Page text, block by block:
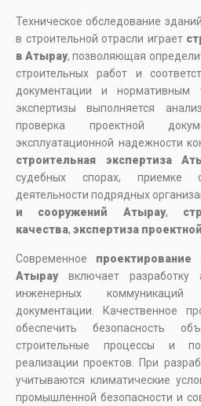
Техническое обследование
в строительной отрасли играет
в Атырау, позволяющая
строительных работ и
документации и нормативным
экспертизы выполняется
проверка проектной
эксплуатационной надежности
строительная экспертиза
судебных спорах, приемке
деятельности подрядных
и сооружений Атырау,
качества, экспертиза
Современное
Атыраувключает разработку
инженерных коммуникаций
документации. Качественное
обеспечить безопасность
строительные процессы и
реализации проектов. При
учитываются климатические
промышленной безопасности и